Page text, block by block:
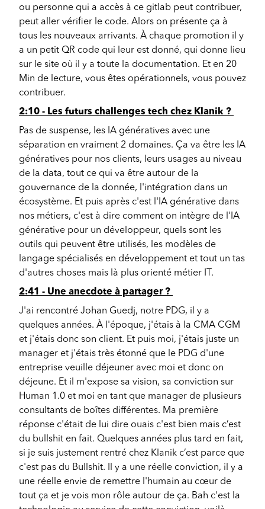
ou personne qui a accès à ce gitlab peut contribuer,
peut aller vérifier le code. Alors on présente ça à
tous les nouveaux arrivants. À chaque promotion il y
a un petit QR code qui leur est donné, qui donne lieu
sur le site où il y a toute la documentation. Et en 20
Min de lecture, vous êtes opérationnels, vous pouvez
contribuer.
2:10 - Les futurs challenges tech chez Klanik ?
Pas de suspense, les IA génératives avec une
séparation en vraiment 2 domaines. Ça va être les IA
génératives pour nos clients, leurs usages au niveau
de la data, tout ce qui va être autour de la
gouvernance de la donnée, l'intégration dans un
écosystème. Et puis après c'est l'IA générative dans
nos métiers, c'est à dire comment on intègre de l'IA
générative pour un développeur, quels sont les
outils qui peuvent être utilisés, les modèles de
langage spécialisés en développement et tout un tas
d'autres choses mais là plus orienté métier IT.
2:41 - Une anecdote à partager ?
J'ai rencontré Johan Guedj, notre PDG, il y a
quelques années. À l'époque, j'étais à la CMA CGM
et j'étais donc son client. Et puis moi, j'étais juste un
manager et j'étais très étonné que le PDG d'une
entreprise veuille déjeuner avec moi et donc on
déjeune. Et il m'expose sa vision, sa conviction sur
Human 1.0 et moi en tant que manager de plusieurs
consultants de boîtes différentes. Ma première
réponse c'était de lui dire ouais c'est bien mais c’est
du bullshit en fait. Quelques années plus tard en fait,
si je suis justement rentré chez Klanik c’est parce que
c'est pas du Bullshit. Il y a une réelle conviction, il y a
une réelle envie de remettre l'humain au cœur de
tout ça et je vois mon rôle autour de ça. Bah c'est la